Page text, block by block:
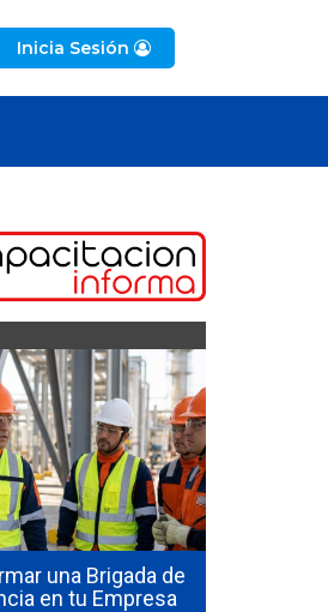
Inicia Sesión
de
¿Cuánto cuesta
seguridad industrial en
en 2026? El precio real